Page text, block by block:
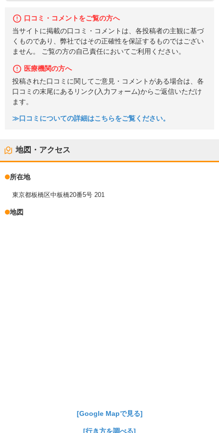
口コミ・コメントをご覧の方へ
当サイトに掲載の口コミ・コメントは、各投稿者の主観に基づ
くものであり、弊社ではその正確性を保証するものではござい
ません。 ご覧の方の自己責任においてご利用ください。
医療機関の方へ
投稿された口コミに関してご意見・コメントがある場合は、各
口コミの末尾にあるリンク(入力フォーム)からご返信いただけ
ます。
≫口コミについての詳細はこちらをご覧ください。
地図・アクセス
所在地
東京都板橋区中板橋20番5号 201
地図
[Google Mapで見る]
[行き方を調べる]